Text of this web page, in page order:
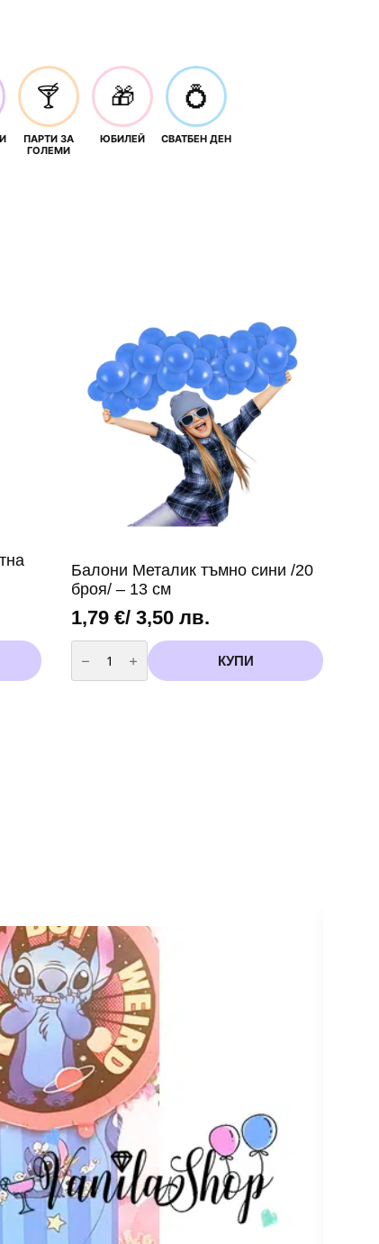
🍸
ПАРТИ ЗА
ГОЛЕМИ
🎁
ЮБИЛЕЙ
💍
СВАТБЕН ДЕН
Балони Металик тъмно сини /20
броя/ – 13 см
1,79€/ 3,50 лв.
количество
за
Балони
Металик
КУПИ